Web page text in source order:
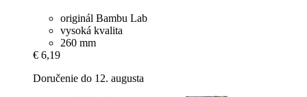
originál Bambu Lab
vysoká kvalita
260 mm
€ 6,19
Doručenie do 12. augusta